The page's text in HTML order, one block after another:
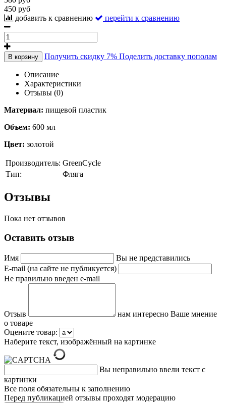
450 руб
добавить к сравнению
перейти к сравнению
В корзину Получить скидку 7% Поделить доставку пополам
Описание
Характеристики
Отзывы (0)
Материал: пищевой пластик
Объем: 600 мл
Цвет: золотой
Производитель: GreenCycle
Тип:
Фляга
Отзывы
Пока нет отзывов
Оставить отзыв
Имя
Вы не представились
E-mail (на сайте не публикуется)
Не правильно введен e-mail
Отзыв
нам интересно Ваше мнение
о товаре
Оцените товар:
Наберите текст, изображённый на картинке
Вы неправильно ввели текст с
картинки
Все поля обязательны к заполнению
Перед публикацией отзывы проходят модерацию